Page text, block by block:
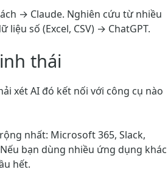
→ Claude. Nghiên cứu từ nhiều
số (Excel, CSV) → ChatGPT.
thái
xét AI đó kết nối với công cụ nào
nhất: Microsoft 365, Slack,
bạn dùng nhiều ứng dụng khác
hết.